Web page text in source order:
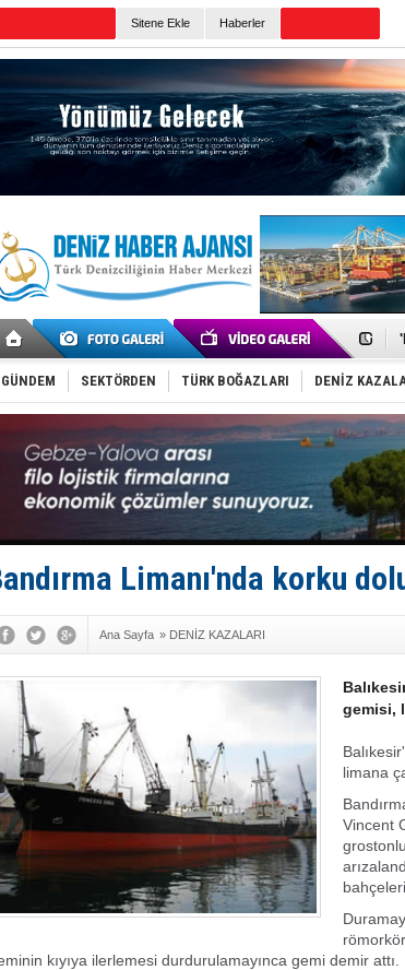
Sitene Ekle Haberler
GÜNDEM SEKTÖRDEN TÜRK BOĞAZLARI DENİZ
Limanı'nda korku
Ana Sayfa » DENİZ KAZALARI
gemisi,
limana
Vincent
kıyıya ilerlemesi durdurulamayınca gemi demir